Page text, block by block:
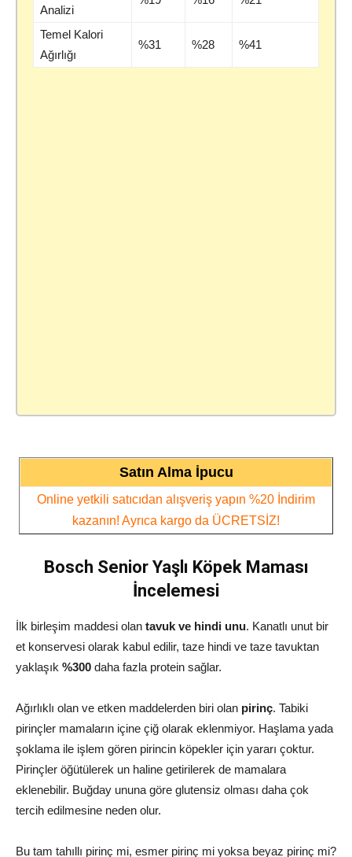
Analizi
Temel Kalori
Ağırlığı
%31 %28 %41
Satın Alma İpucu
Online yetkili satıcıdan alışveriş yapın %20 İndirim
kazanın! Ayrıca kargo da ÜCRETSİZ!
Bosch Senior Yaşlı Köpek Maması
İncelemesi
İlk birleşim maddesi olan tavuk ve hindi unu. Kanatlı unut bir
et konservesi olarak kabul edilir, taze hindi ve taze tavuktan
yaklaşık %300 daha fazla protein sağlar.
Ağırlıklı olan ve etken maddelerden biri olan pirinç. Tabiki
pirinçler mamaların içine çiğ olarak eklenmiyor. Haşlama yada
şoklama ile işlem gören pirincin köpekler için yararı çoktur.
Pirinçler öğütülerek un haline getirilerek de mamalara
eklenebilir. Buğday ununa göre glutensiz olması daha çok
tercih edilmesine neden olur.
Bu tam tahıllı pirinç mi, esmer pirinç mi yoksa beyaz pirinç mi?